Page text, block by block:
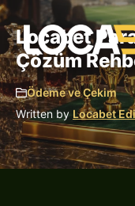
İçeriğe
atlaLocabet
Çözüm
Ödeme ve Çekim
Written by Locabet